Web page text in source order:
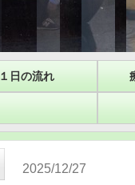
１日の流れ
2025/12/27